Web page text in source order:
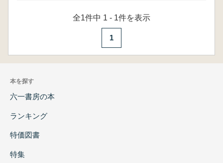
全1件中 1 - 1件を表示
1
本を探す
六一書房の本
ランキング
特価図書
特集